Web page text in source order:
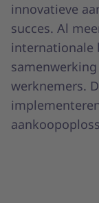
innovatieve
succes. Al
internationale
werknemers.